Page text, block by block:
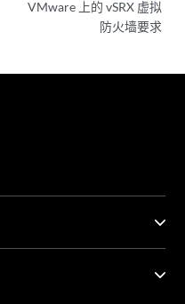
VMware 上的 vSRX 虚拟
防火墙要求